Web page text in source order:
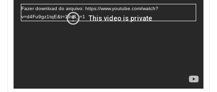
Fazer download do arquivo: https://www.youtube.com/watch?
v=d4Fu9gz1tqE&t=19s&_=1